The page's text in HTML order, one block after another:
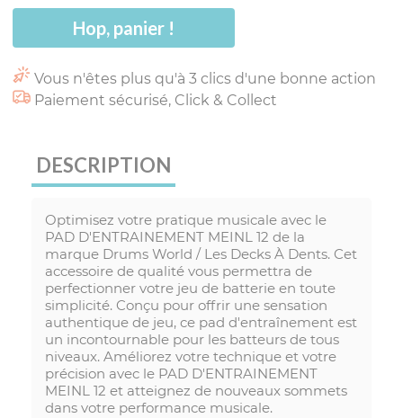
Hop, panier !
Vous n'êtes plus qu'à 3 clics d'une bonne action
Paiement sécurisé, Click & Collect
DESCRIPTION
Optimisez votre pratique musicale avec le
PAD D'ENTRAINEMENT MEINL 12 de la
marque Drums World / Les Decks À Dents. Cet
accessoire de qualité vous permettra de
perfectionner votre jeu de batterie en toute
simplicité. Conçu pour offrir une sensation
authentique de jeu, ce pad d'entraînement est
un incontournable pour les batteurs de tous
niveaux. Améliorez votre technique et votre
précision avec le PAD D'ENTRAINEMENT
MEINL 12 et atteignez de nouveaux sommets
dans votre performance musicale.